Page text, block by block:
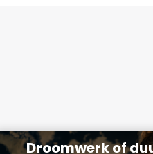
Droomwerk of